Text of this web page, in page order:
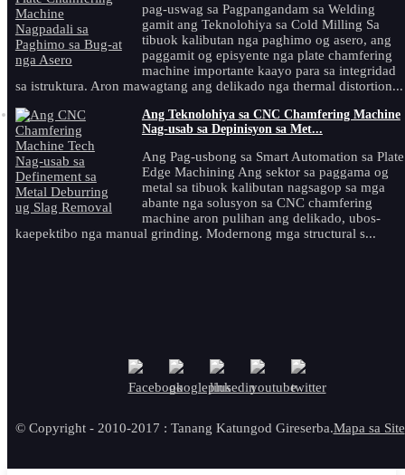
pag-uswag sa Pagpangandam sa Welding
gamit ang Teknolohiya sa Cold Milling Sa
tibuok kalibutan nga paghimo og asero, ang
paggamit og episyente nga plate chamfering
machine importante kaayo para sa integridad
sa istruktura. Aron mawagtang ang delikado nga thermal distortion...
Ang Teknolohiya sa CNC Chamfering Machine
Nag-usab sa Depinisyon sa Met...
Ang Pag-usbong sa Smart Automation sa Plate
Edge Machining Ang sektor sa paggama og
metal sa tibuok kalibutan nagsagop sa mga
abante nga solusyon sa CNC chamfering
machine aron pulihan ang delikado, ubos-
kaepektibo nga manual grinding. Modernong mga structural s...
© Copyright - 2010-2017 : Tanang Katungod Gireserba.Mapa sa Site